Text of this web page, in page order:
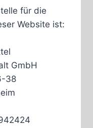
für die
Website ist:
GmbH
38